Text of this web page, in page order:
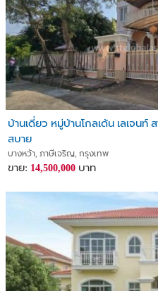
บ้านเดี่ยว หมู่บ้านโกลเด้น เลเจน
สบาย
บางหว้า, ภาษีเจริญ, กรุงเทพ
ขาย: 14,500,000 บาท